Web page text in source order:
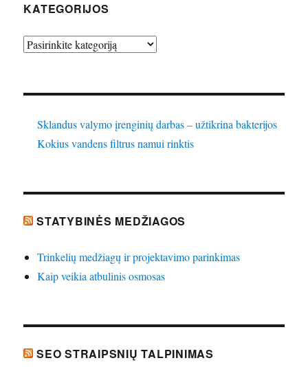
KATEGORIJOS
Kategorijos
Sklandus valymo įrenginių darbas – užtikrina bakterijos
Kokius vandens filtrus namui rinktis
STATYBINĖS MEDŽIAGOS
Trinkelių medžiagų ir projektavimo parinkimas
Kaip veikia atbulinis osmosas
SEO STRAIPSNIŲ TALPINIMAS